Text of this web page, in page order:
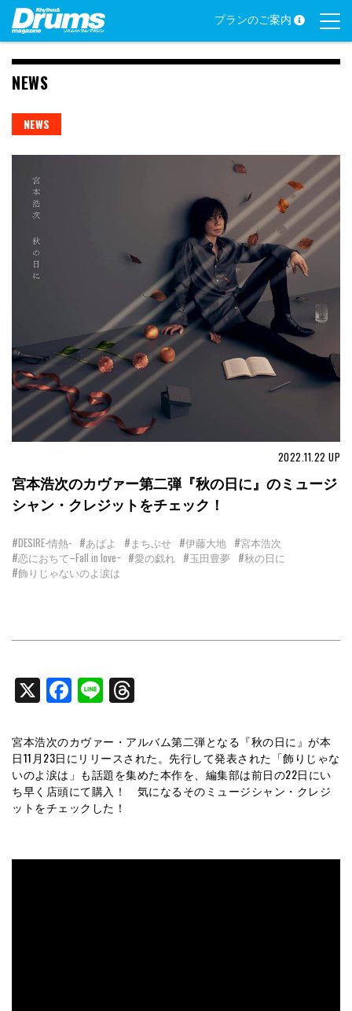
Skip
content
プランのご案内
NEWS
NEWS
2022.11.22 UP
宮本浩次のカヴァー第二弾『秋の日に』のミュージ
シャン・クレジットをチェック！
#DESIRE-情熱- #あばよ #まちぶせ #伊藤大地 #宮本浩次
#恋におちて–Fall in love− #愛の戯れ #玉田豊夢 #秋の日に
#飾りじゃないのよ涙は
X Facebook
Line
宮本浩次のカヴァー・アルバム第二弾となる『秋の日に』が本
日11月23日にリリースされた。先行して発表された「飾りじゃな
いのよ涙は」も話題を集めた本作を、編集部は前日の22日にい
ち早く店頭にて購入！ 気になるそのミュージシャン・クレジ
ットをチェックした！